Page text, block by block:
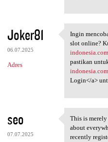
Joker81
06.07.2025
Adres
Ingin
Ingin
slot online?
pastikan
Login</a>
seo
07.07.2025
This is
This is
about
recently